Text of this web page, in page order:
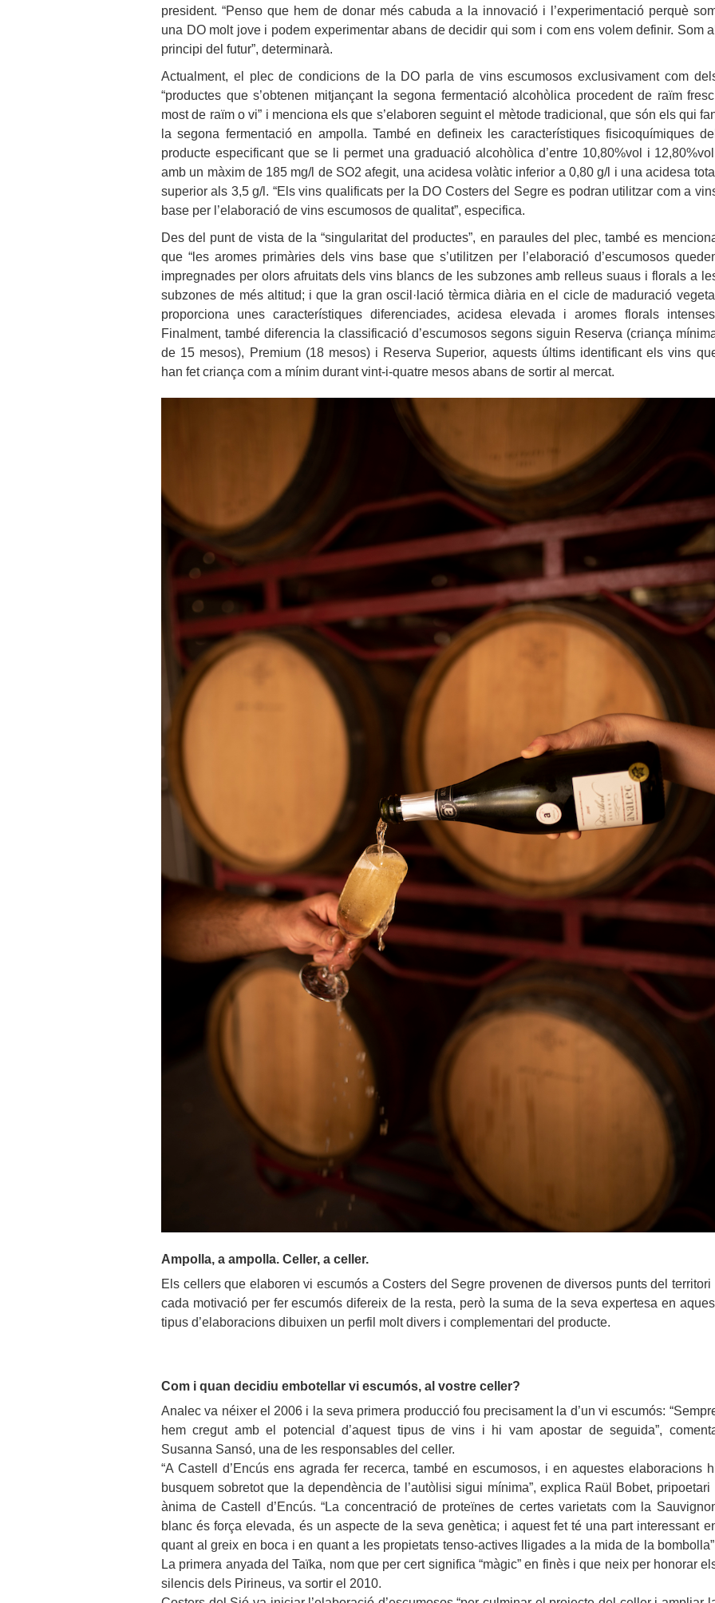
president. “Penso que hem de donar més cabuda a la innovació i l’experimentació perquè
una DO molt jove i podem experimentar abans de decidir qui som i com ens volem definir. Som al
principi del futur”, determinarà.
Actualment, el plec de condicions de la DO parla de vins escumosos exclusivament com
“productes que s’obtenen mitjançant la segona fermentació alcohòlica procedent de raïm
most de raïm o vi” i menciona els que s’elaboren seguint el mètode tradicional, que són els qui
la segona fermentació en ampolla. També en defineix les característiques fisicoquímiques del
producte especificant que se li permet una graduació alcohòlica d’entre 10,80%vol i
amb un màxim de 185 mg/l de SO2 afegit, una acidesa volàtic inferior a 0,80 g/l i una acidesa total
superior als 3,5 g/l. “Els vins qualificats per la DO Costers del Segre es podran utilitzar com a
base per l’elaboració de vins escumosos de qualitat”, especifica.
Des del punt de vista de la “singularitat del productes”, en paraules del plec, també es
que “les aromes primàries dels vins base que s’utilitzen per l’elaboració d’escumosos
impregnades per olors afruitats dels vins blancs de les subzones amb relleus suaus i florals a
subzones de més altitud; i que la gran oscil·lació tèrmica diària en el cicle de maduració vegetal
proporciona unes característiques diferenciades, acidesa elevada i aromes florals
Finalment, també diferencia la classificació d’escumosos segons siguin Reserva (criança
de 15 mesos), Premium (18 mesos) i Reserva Superior, aquests últims identificant els vins
han fet criança com a mínim durant vint-i-quatre mesos abans de sortir al mercat.
Ampolla, a ampolla. Celler, a celler.
Els cellers que elaboren vi escumós a Costers del Segre provenen de diversos punts del territori
cada motivació per fer escumós difereix de la resta, però la suma de la seva expertesa en
tipus d’elaboracions dibuixen un perfil molt divers i complementari del producte.
Com i quan decidiu embotellar vi escumós, al vostre celler?
Analec va néixer el 2006 i la seva primera producció fou precisament la d’un vi escumós:
hem cregut amb el potencial d’aquest tipus de vins i hi vam apostar de seguida”,
Susanna Sansó, una de les responsables del celler.
“A Castell d’Encús ens agrada fer recerca, també en escumosos, i en aquestes elaboracions
busquem sobretot que la dependència de l’autòlisi sigui mínima”, explica Raül Bobet, pripoetari
ànima de Castell d’Encús. “La concentració de proteïnes de certes varietats com la
blanc és força elevada, és un aspecte de la seva genètica; i aquest fet té una part interessant
quant al greix en boca i en quant a les propietats tenso-actives lligades a la mida de la
La primera anyada del Taïka, nom que per cert significa “màgic” en finès i que neix per honorar
silencis dels Pirineus, va sortir el 2010.